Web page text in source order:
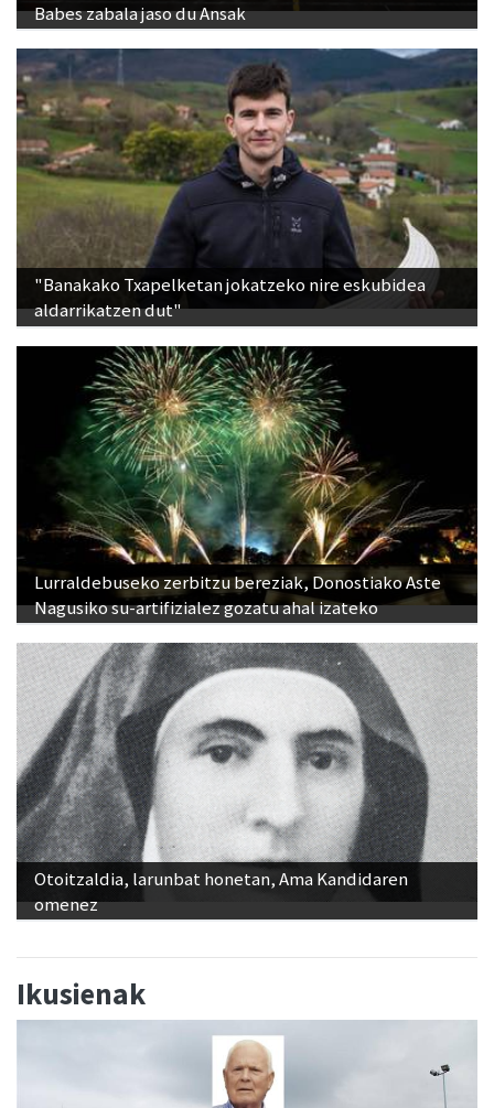
Babes zabala jaso du Ansak
"Banakako Txapelketan jokatzeko nire eskubidea
aldarrikatzen dut"
Lurraldebuseko zerbitzu bereziak, Donostiako Aste
Nagusiko su-artifizialez gozatu ahal izateko
Otoitzaldia, larunbat honetan, Ama Kandidaren
omenez
Ikusienak